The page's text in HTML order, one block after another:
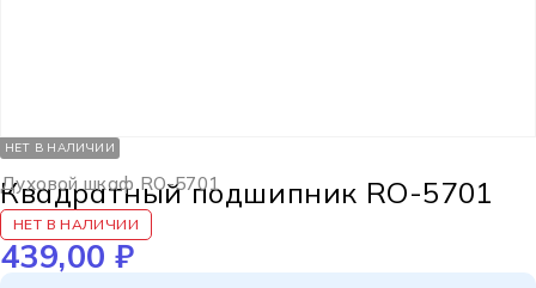
НЕТ В НАЛИЧИИ
Духовой шкаф RO-5701
Квадратный подшипник RO-5701
НЕТ В НАЛИЧИИ
439,00 ₽